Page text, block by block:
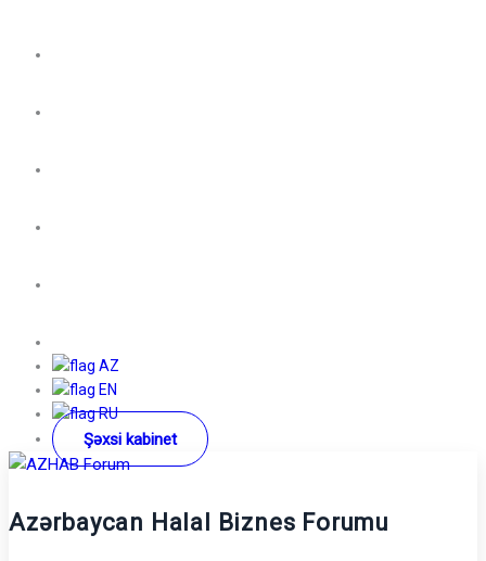
AZ
EN
RU
Şəxsi kabinet
Azərbaycan Halal Biznes Forumu